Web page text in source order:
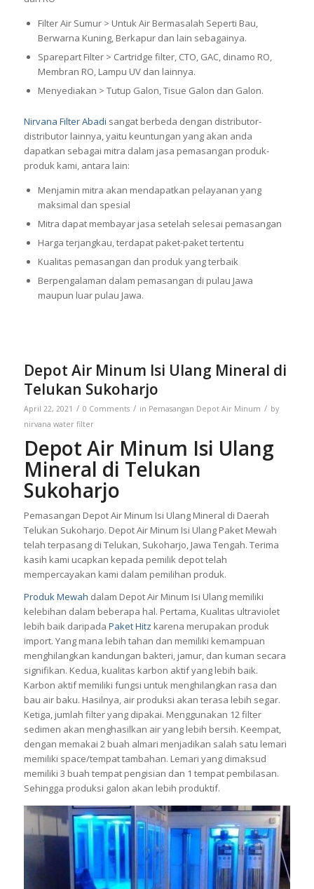
Filter Air Sumur > Untuk Air Bermasalah Seperti Bau,
Berwarna Kuning, Berkapur dan lain sebagainya.
Sparepart Filter > Cartridge filter, CTO, GAC, dinamo RO,
Membran RO, Lampu UV dan lainnya.
Menyediakan > Tutup Galon, Tisue Galon dan Galon.
Nirvana Filter Abadi sangat berbeda dengan distributor-
distributor lainnya, yaitu keuntungan yang akan anda
dapatkan sebagai mitra dalam jasa pemasangan produk-
produk kami, antara lain:
Menjamin mitra akan mendapatkan pelayanan yang
maksimal dan spesial
Mitra dapat membayar jasa setelah selesai pemasangan
Harga terjangkau, terdapat paket-paket tertentu
Kualitas pemasangan dan produk yang terbaik
Berpengalaman dalam pemasangan di pulau Jawa
maupun luar pulau Jawa.
Depot Air Minum Isi Ulang Mineral di
Telukan Sukoharjo
April 22, 2021 / 0 Comments / in Pemasangan Depot Air Minum / by
nirvana water filter
Depot Air Minum Isi Ulang
Mineral di Telukan
Sukoharjo
Pemasangan Depot Air Minum Isi Ulang Mineral di Daerah
Telukan Sukoharjo. Depot Air Minum Isi Ulang Paket Mewah
telah terpasang di Telukan, Sukoharjo, Jawa Tengah. Terima
kasih kami ucapkan kepada pemilik depot telah
mempercayakan kami dalam pemilihan produk.
Produk Mewah dalam Depot Air Minum Isi Ulang memiliki
kelebihan dalam beberapa hal. Pertama, Kualitas ultraviolet
lebih baik daripada Paket Hitz karena merupakan produk
import. Yang mana lebih tahan dan memiliki kemampuan
menghilangkan kandungan bakteri, jamur, dan kuman secara
signifikan. Kedua, kualitas karbon aktif yang lebih baik.
Karbon aktif memiliki fungsi untuk menghilangkan rasa dan
bau air baku. Hasilnya, air produksi akan terasa lebih segar.
Ketiga, jumlah filter yang dipakai. Menggunakan 12 filter
sedimen akan menghasilkan air yang lebih bersih. Keempat,
dengan memakai 2 buah almari menjadikan salah satu lemari
memiliki space/tempat tambahan. Lemari yang dimaksud
memiliki 3 buah tempat pengisian dan 1 tempat pembilasan.
Sehingga produksi galon akan lebih produktif.